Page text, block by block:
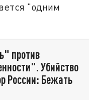
"одним
против
Убийство
России: Бежать